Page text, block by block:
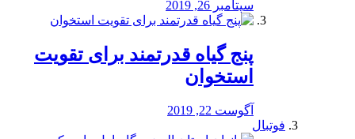
سپتامبر 26, 2019
پنج گیاه قدرتمند برای تقویت
استخوان
آگوست 22, 2019
فوتبال